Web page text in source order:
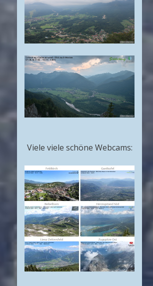
Viele viele schöne Webcams: